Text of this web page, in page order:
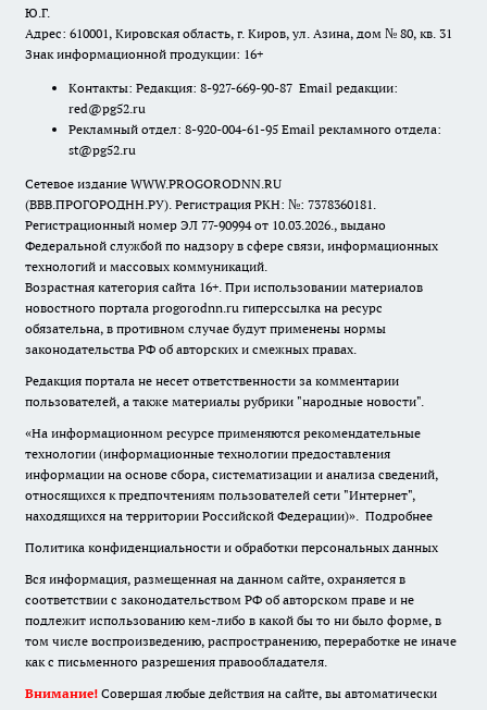
Ю.Г.
Адрес: 610001, Кировская область, г. Киров, ул. Азина, дом № 80, кв. 31
Знак информационной продукции: 16+
Контакты: Редакция: 8-927-669-90-87 Email редакции:
red@pg52.ru
Рекламный отдел: 8-920-004-61-95 Email рекламного отдела:
st@pg52.ru
Сетевое издание WWW.PROGORODNN.RU
(ВВВ.ПРОГОРОДНН.РУ). Регистрация РКН: №: 7378360181.
Регистрационный номер ЭЛ 77-90994 от 10.03.2026., выдано
Федеральной службой по надзору в сфере связи, информационных
технологий и массовых коммуникаций.
Возрастная категория сайта 16+. При использовании материалов
новостного портала progorodnn.ru гиперссылка на ресурс
обязательна, в противном случае будут применены нормы
законодательства РФ об авторских и смежных правах.
Редакция портала не несет ответственности за комментарии
пользователей, а также материалы рубрики "народные новости".
«На информационном ресурсе применяются рекомендательные
технологии (информационные технологии предоставления
информации на основе сбора, систематизации и анализа сведений,
относящихся к предпочтениям пользователей сети "Интернет",
находящихся на территории Российской Федерации)». Подробнее
Политика конфиденциальности и обработки персональных данных
Вся информация, размещенная на данном сайте, охраняется в
соответствии с законодательством РФ об авторском праве и не
подлежит использованию кем-либо в какой бы то ни было форме, в
том числе воспроизведению, распространению, переработке не иначе
как с письменного разрешения правообладателя.
Внимание! Совершая любые действия на сайте, вы автоматически